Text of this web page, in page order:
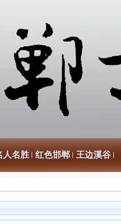
人名胜 红色邯郸 王边溪谷